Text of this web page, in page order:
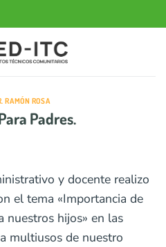
RAMÓN ROSA
Padres.
y docente realizo
el tema «Importancia de
nuestros hijos» en las
multiusos de nuestro